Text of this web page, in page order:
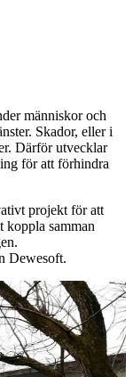
människor och
Skador, eller i
Därför utvecklar
för att förhindra
projekt för att
koppla samman
Dewesoft.